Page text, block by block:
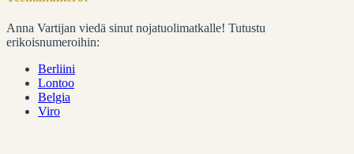
Anna Vartijan viedä sinut nojatuolimatkalle! Tutustu
erikoisnumeroihin:
Berliini
Lontoo
Belgia
Viro